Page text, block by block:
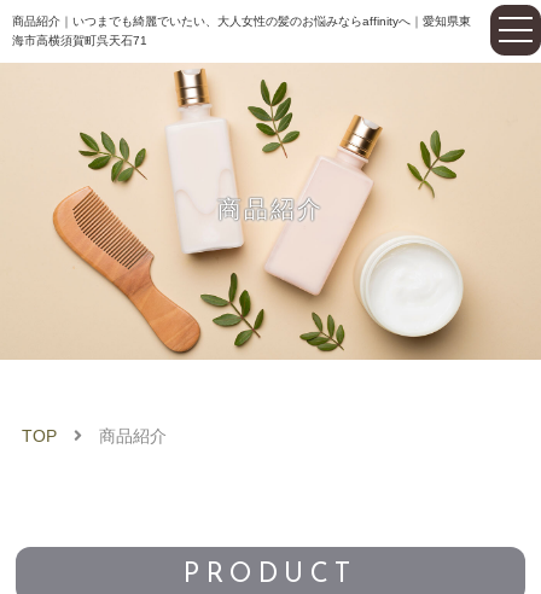
商品紹介｜いつまでも綺麗でいたい、大人女性の髪のお悩みならaffinityへ｜愛知県東
海市高横須賀町呉天石71
商品紹介
TOP 商品紹介
PRODUCT